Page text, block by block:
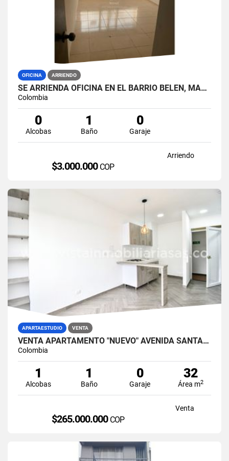
OFICINA ARRIENDO
SE ARRIENDA OFICINA EN EL BARRIO BELEN, MANIZALES.
Colombia
0
Alcobas
1
Baño
0
Garaje
Arriendo
$3.000.000 COP
APARTAESTUDIO VENTA
VENTA APARTAMENTO "NUEVO" AVENIDA SANTANDER, MANIZALES
Colombia
1
Alcobas
1
Baño
0
Garaje
32
Área m2
Venta
$265.000.000 COP